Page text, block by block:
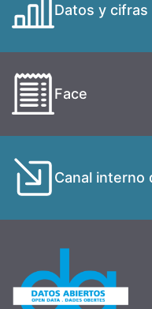
Datos y cifras
Face
Canal interno